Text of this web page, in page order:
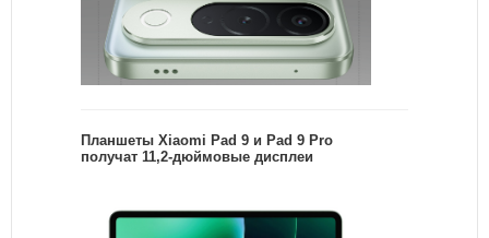
Планшеты Xiaomi Pad 9 и Pad 9 Pro
получат 11,2-дюймовые дисплеи